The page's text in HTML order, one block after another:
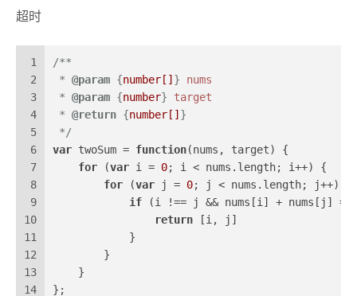
超时
1
2
3
4
5
6
7
8
9
10
11
12
13
14
/**
* @param {number[] } nums
* @param {number} target
* @return {number[] }
*/
var twoSum = function(nums, target) {
for (var i = 0; i < nums. length; i++) {
for (var j = 0; j < nums. length; j++) {
if (i !== j && nums[i] + nums[j]
return [i, j]
            }
        }
    }
};